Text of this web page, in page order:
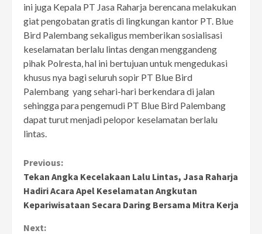
ini juga Kepala PT Jasa Raharja berencana melakukan
giat pengobatan gratis di lingkungan kantor PT. Blue
Bird Palembang sekaligus memberikan sosialisasi
keselamatan berlalu lintas dengan menggandeng
pihak Polresta, hal ini bertujuan untuk mengedukasi
khusus nya bagi seluruh sopir PT Blue Bird
Palembang yang sehari-hari berkendara di jalan
sehingga para pengemudi PT Blue Bird Palembang
dapat turut menjadi pelopor keselamatan berlalu
lintas.
Continue
Reading
Previous:
Tekan Angka Kecelakaan Lalu Lintas, Jasa Raharja
Hadiri Acara Apel Keselamatan Angkutan
Kepariwisataan Secara Daring Bersama Mitra Kerja
Next: